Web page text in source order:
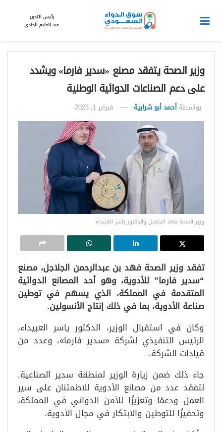
رئيس التحرير
عبد الحليم الجندي
وزير الصحة يتفقد مصنع «سدير فارما» ويشدد
على دعم الصناعات الدوائية الوطنية
بواسطة أحمد أبو شرابية فبراير 1, 2025
وزير الصحة فهد الجلاجل والدكتور ياسر العبيداء
تفقد وزير الصحة فهد بن عبدالرحمن الجلاجل، مصنع
“سدير فارما” للأدوية، وهو أحد المصانع الدوائية
المتقدمة في المملكة، الذي يسهم في توطين
صناعة الأدوية، بما في ذلك إنتاج الأنسولين.
وكان في استقبال الوزير، الدكتور ياسر العبيداء،
الرئيس التنفيذي لشركة «سدير فارما»، وعدد من
قيادات الشركة.
جاء ذلك ضمن زيارة الوزير لمنطقة سدير الصناعية,
لتفقد عدد من مصانع الأدوية للاطمئنان على سير
العمل ودعمًا وتعزيزًا للأمن الدوائي في المملكة،
وتحفيزًا للتوطين والابتكار في مجال الأدوية.